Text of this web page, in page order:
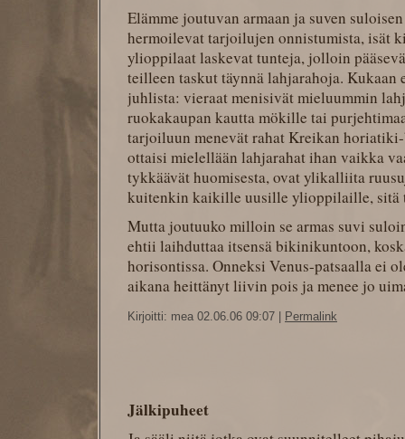
Elämme joutuvan armaan ja suven
hermoilevat tarjoilujen onnistumista, isät
ylioppilaat laskevat tunteja, jolloin
teilleen taskut täynnä lahjarahoja. Kukaan
juhlista: vieraat menisivät mieluummin
ruokakaupan kautta mökille tai
tarjoiluun menevät rahat Kreikan
ottaisi mielellään lahjarahat ihan vaikka
tykkäävät huomisesta, ovat ylikalliita
kuitenkin kaikille uusille ylioppilaille, sitä
Mutta joutuuko milloin se armas suvi
ehtii laihduttaa itsensä bikinikuntoon,
horisontissa. Onneksi Venus-patsaalla ei
aikana heittänyt liivin pois ja menee jo
Kirjoitti: mea 02.06.06 09:07 Permalink
Jälkipuheet